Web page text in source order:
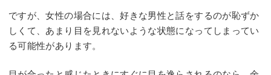
ですが、女性の場合には、好きな男性と話をするのが恥ずか
しくて、あまり目を見れないような状態になってしまってい
る可能性があります。